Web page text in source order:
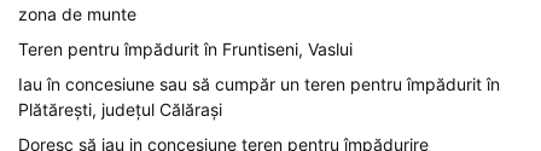
zona de munte
Teren pentru împădurit în Fruntiseni, Vaslui
Iau în concesiune sau să cumpăr un teren pentru împădurit în
Plătărești, județul Călărași
Doresc să iau in concesiune teren pentru împădurire